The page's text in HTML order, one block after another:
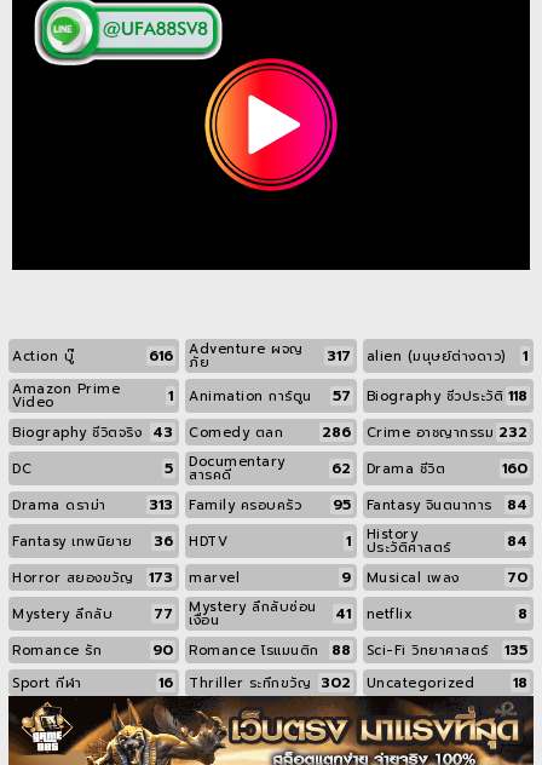
Action บู๊ 616 Adventure ผจญ
ภัย 317 alien (มนุษย์ต่างดาว) 1
Amazon Prime
Video 1 Animation การ์ตูน 57 Biography ชีวประวัติ 118
Biography ชีวิตจริง 43 Comedy ตลก 286 Crime อาชญากรรม 232
DC 5 Documentary
สารคดี 62 Drama ชีวิต 160
Drama ดราม่า 313 Family ครอบครัว 95 Fantasy จินตนาการ 84
Fantasy เทพนิยาย 36 HDTV 1 History
ประวัติศาสตร์ 84
Horror สยองขวัญ 173 marvel 9 Musical เพลง 70
Mystery ลึกลับ 77 Mystery ลึกลับซ่อน
เงื่อน 41 netflix 8
Romance รัก 90 Romance โรแมนติก 88 Sci-Fi วิทยาศาสตร์ 135
Sport กีฬา 16 Thriller ระทึกขวัญ 302 Uncategorized 18